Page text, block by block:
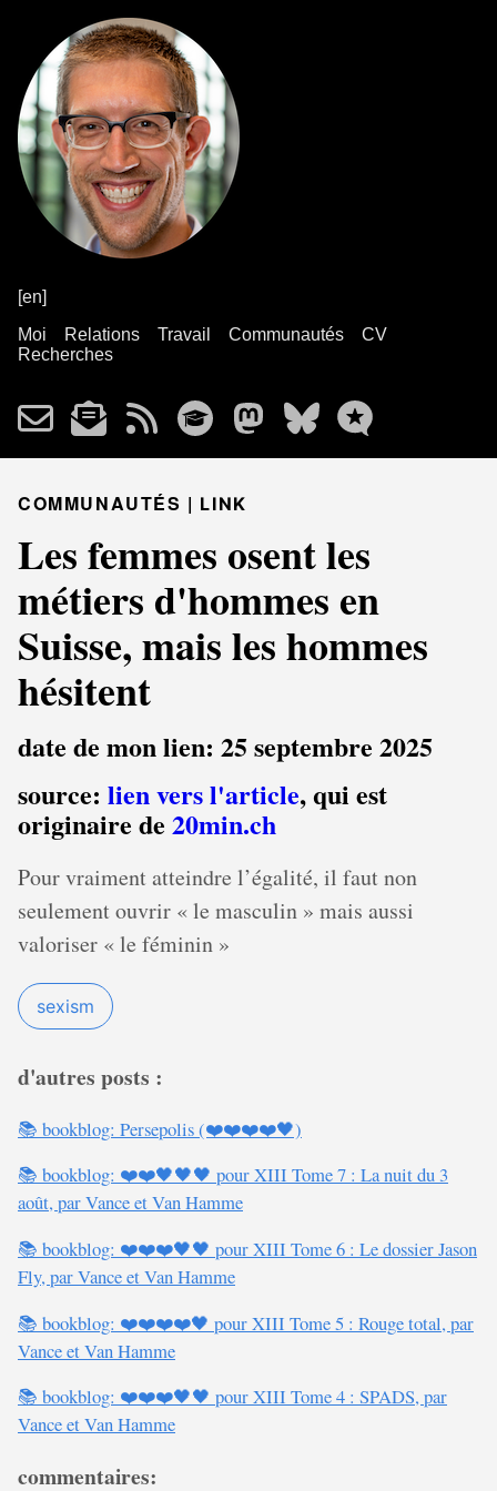
[en]
Moi
Relations Travail Communautés
CV
Recherches
COMMUNAUTÉS | LINK
Les femmes osent les
métiers d'hommes en
Suisse, mais les hommes
hésitent
date de mon lien: 25 septembre 2025
source: lien vers l'article, qui est
originaire de 20min.ch
Pour vraiment atteindre l’égalité, il faut non
seulement ouvrir « le masculin » mais aussi
valoriser « le féminin »
sexism
d'autres posts :
📚 bookblog: Persepolis (❤️❤️❤️❤️🖤)
📚 bookblog: ❤️❤️🖤🖤🖤 pour XIII Tome 7 : La nuit du 3
août, par Vance et Van Hamme
📚 bookblog: ❤️❤️❤️🖤🖤 pour XIII Tome 6 : Le dossier Jason
Fly, par Vance et Van Hamme
📚 bookblog: ❤️❤️❤️❤️🖤 pour XIII Tome 5 : Rouge total, par
Vance et Van Hamme
📚 bookblog: ❤️❤️❤️🖤🖤 pour XIII Tome 4 : SPADS, par
Vance et Van Hamme
commentaires: